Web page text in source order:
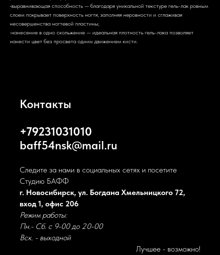
•выравнивающая способность — благодаря уникальной текстуре гель-лак ровным
слоем покрывает поверхность ногтя, заполняя неровности и сглаживая
несовершенства ногтевой пластины;
•нанесение в одно скольжение — идеальная плотность гель-лака позволяет
нанести цвет без просвета одним движением кисти.
Контакты
+79231031010
baff54nsk@mail.ru
Следите за нами в социальных сетях и посетите
Студию БАФФ
г. Новосибирск, ул. Богдана Хмельницкого 72,
вход 1, офис 206
Режим работы:
Пн.- Сб. с 9-00 до 20-00
Вск. - выходной
Лучшее - возможно!